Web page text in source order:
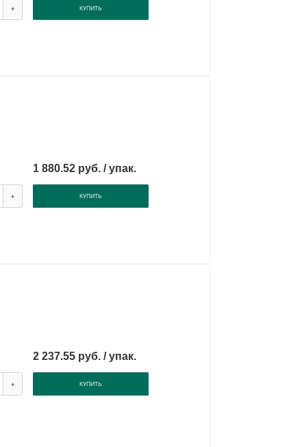
+ КУПИТЬ
1 880.52 руб. / упак.
+ КУПИТЬ
2 237.55 руб. / упак.
+ КУПИТЬ